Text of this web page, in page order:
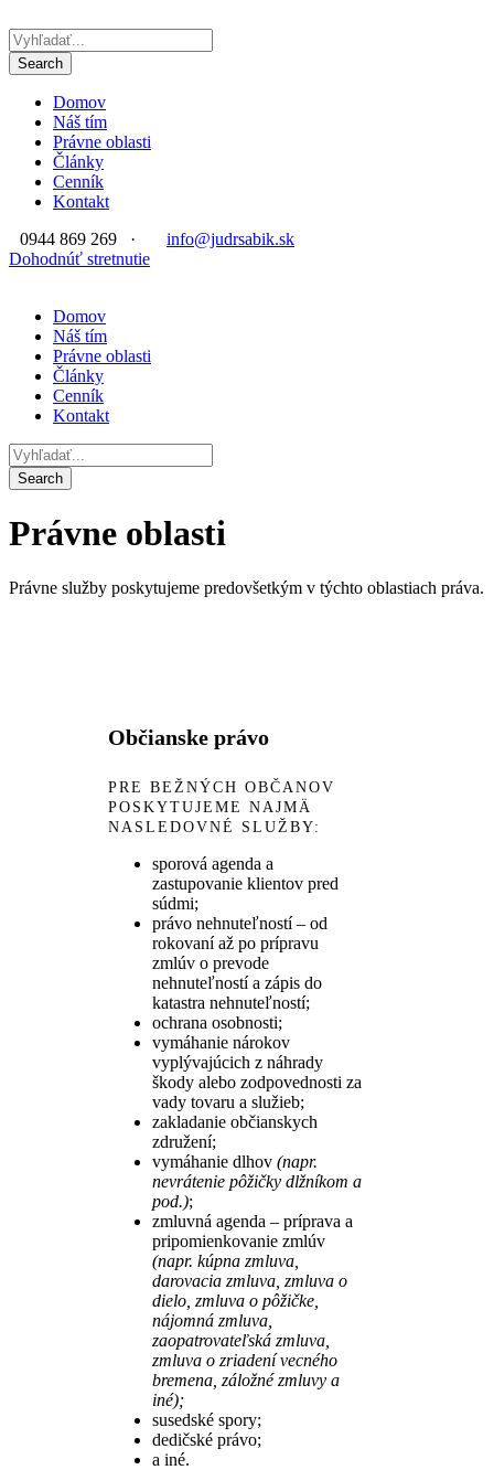
Domov
Náš tím
Právne oblasti
Články
Cenník
Kontakt
0944 869 269
·
info@judrsabik.sk
Dohodnúť stretnutie
Domov
Náš tím
Právne oblasti
Články
Cenník
Kontakt
Právne oblasti
Právne služby poskytujeme predovšetkým v týchto oblastiach práva.
Občianske právo
PRE BEŽNÝCH OBČANOV
POSKYTUJEME NAJMÄ
NASLEDOVNÉ SLUŽBY:
sporová agenda a
zastupovanie klientov pred
súdmi;
právo nehnuteľností – od
rokovaní až po prípravu
zmlúv o prevode
nehnuteľností a zápis do
katastra nehnuteľností;
ochrana osobnosti;
vymáhanie nárokov
vyplývajúcich z náhrady
škody alebo zodpovednosti za
vady tovaru a služieb;
zakladanie občianskych
združení;
vymáhanie dlhov (napr.
nevrátenie pôžičky dlžníkom a
pod.);
zmluvná agenda – príprava a
pripomienkovanie zmlúv
(napr. kúpna zmluva,
darovacia zmluva, zmluva o
dielo, zmluva o pôžičke,
nájomná zmluva,
zaopatrovateľská zmluva,
zmluva o zriadení vecného
bremena, záložné zmluvy a
iné);
susedské spory;
dedičské právo;
a iné.